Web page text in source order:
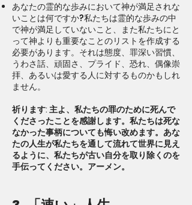
あなたの霊的な歩みにおいて神が満足されな
いことは何ですか?私たちは霊的な歩みの中
で神が満足していないこと、また私たちにと
って神よりも重要なことのリストを作成する
必要があります。それは態度、罪深い習慣、
うわさ話、頑固さ、プライド、恐れ、偶像崇
拝、あるいは愛する人に対するものかもしれ
ません。
祈ります: 主よ、私たちの罪のために死んで
くださったことを感謝します。私たちは死な
なかった事柄についても悔い改めます。あな
たの人生が私たちを通して流れて世界に見え
るように、私たちが古い自分を取り除くのを
手伝ってください。アーメン。